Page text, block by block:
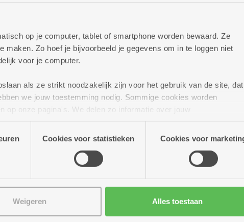
op je computer, tablet of smartphone worden bewaard. Ze
maken. Zo hoef je bijvoorbeeld je gegevens om in te loggen niet
voor je computer.
als ze strikt noodzakelijk zijn voor het gebruik van de site, dat
we jouw toestemming nodig. Sommige cookies worden
op onze pagina's. We delen zo informatie over jouw
advertenties en analyse. Deze partners kunnen deze
Cookies voor statistieken Cookies voor
Weigeren Alles toestaan